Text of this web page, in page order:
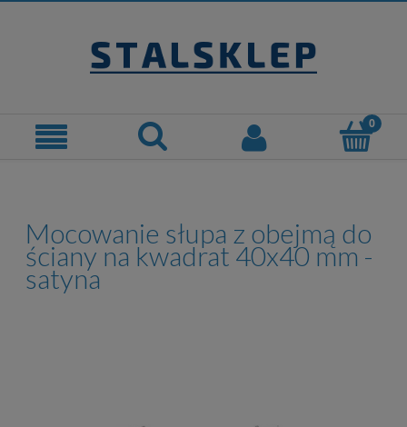
Mocowanie słupa z obejmą do
ściany na kwadrat 40x40 mm -
satyna